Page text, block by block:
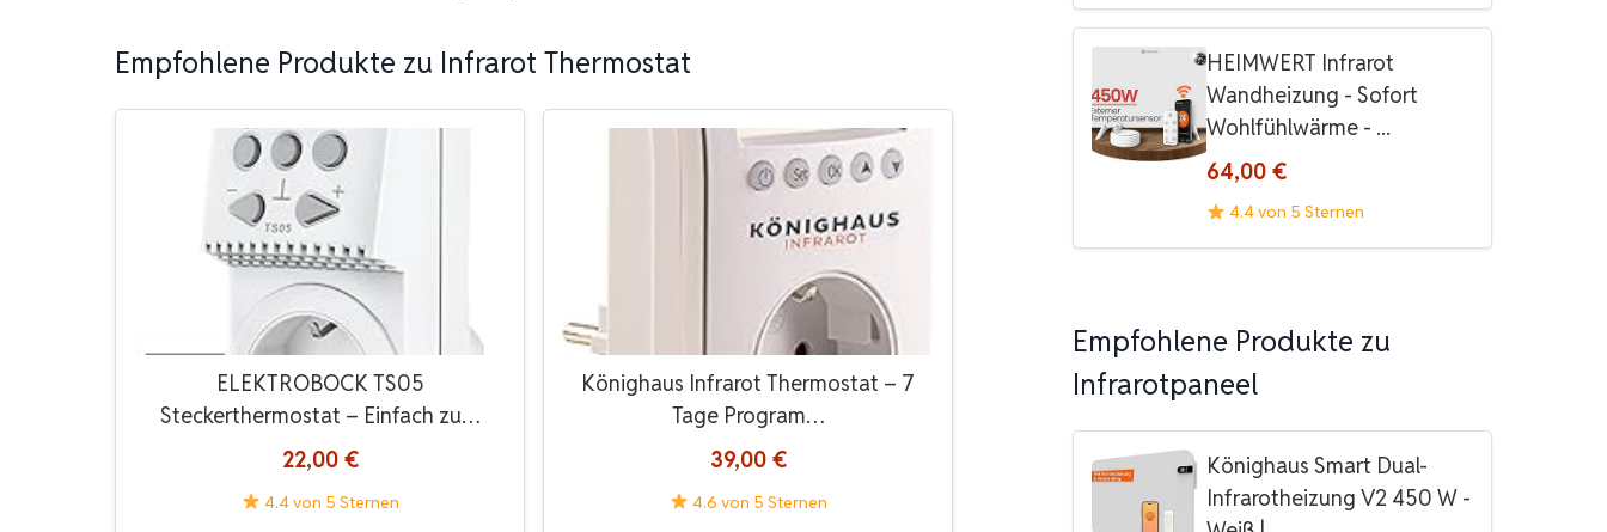
Empfohlene Produkte zu Infrarot Thermostat
ELEKTROBOCK TS05
Steckerthermostat – Einfach zu…
22,00 €
4.4 von 5 Sternen
Könighaus Infrarot Thermostat – 7
Tage Program…
39,00 €
4.6 von 5 Sternen
HEIMWERT Infrarot
Wandheizung - Sofort
Wohlfühlwärme - ...
64,00 €
4.4 von 5 Sternen
Empfohlene Produkte zu
Infrarotpaneel
Könighaus Smart Dual-
Infrarotheizung V2 450 W -